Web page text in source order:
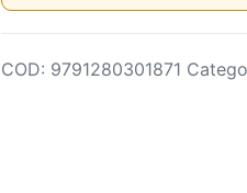
Sosa
a
COD: 9791280301871